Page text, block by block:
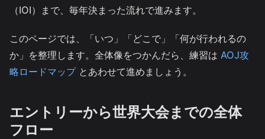
（IOI）まで、毎年決まった流れで進みます。
このページでは、「いつ」「どこで」「何が行われるの
か」を整理します。全体像をつかんだら、練習は AOJ攻
略ロードマップとあわせて進めましょう。
エントリーから世界大会までの全体
フロー